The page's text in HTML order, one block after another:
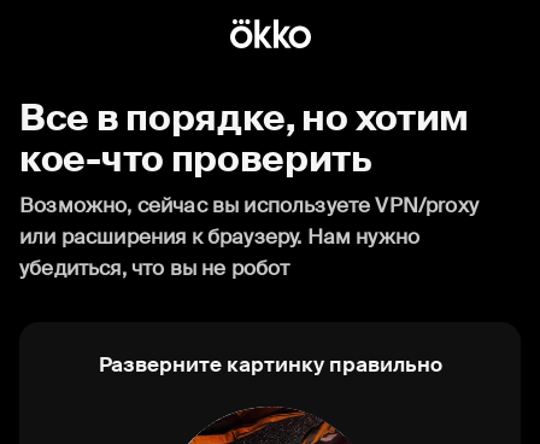
Все в порядке, но хотим
кое-что проверить
Возможно, сейчас вы используете VPN/proxy
или расширения к браузеру. Нам нужно
убедиться, что вы не робот
Разверните картинку правильно